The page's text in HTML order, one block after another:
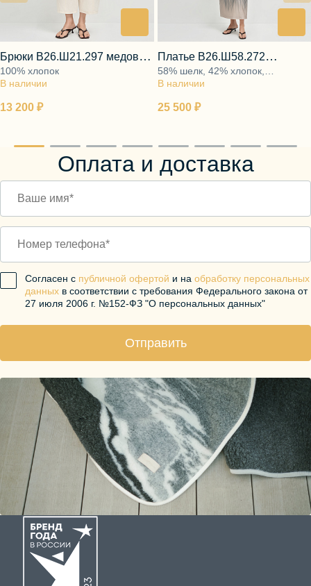
13 200 ₽
В наличии
Брюки В26.Ш21.297 медовая
роса
100% хлопок
25 500 ₽
В наличии
Платье В26.Ш58.272
лазурный восход
58% шелк, 42% хлопок,
подкладка 100% хлопок
Оплата и доставка
Согласен с публичной офертой и на обработку персональных
данных в соответствии с требования Федерального закона от
27 июля 2006 г. №152-ФЗ "О персональных данных"
Отправить